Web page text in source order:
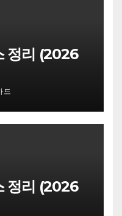
정리 (2026
드
정리 (2026